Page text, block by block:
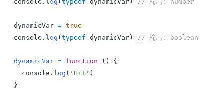
console . log ( typeof dynamicVar ) // 输出: number
dynamicVar = true
console . log ( typeof dynamicVar ) // 输出: boolean
dynamicVar = function () {
  console
. log ( 'Hi!' )
}